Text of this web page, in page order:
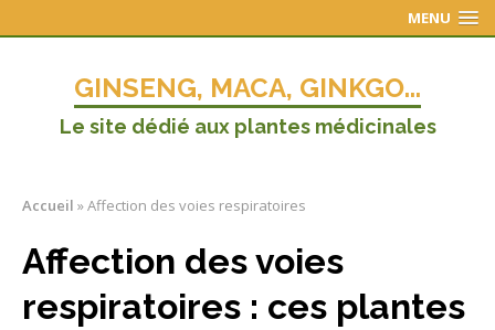
MENU
GINSENG, MACA, GINKGO...
Le site dédié aux plantes médicinales
Accueil »Affection des voies respiratoires
Affection des voies
respiratoires : ces plantes